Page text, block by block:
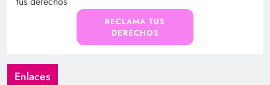
RECLAMA TUS
DERECHOS
Enlaces